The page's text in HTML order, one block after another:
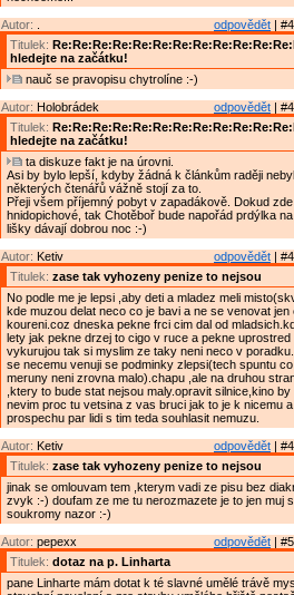
odpovědět |
Autor:
Titulek:
hledejte na začátku!
nauč se pravopisu chytrolíne :-)
odpovědět |
Autor: Holobrádek
Titulek:
hledejte na začátku!
ta diskuze fakt je na úrovni.
Asi by bylo lepší, kdyby žádná k článkům raději
některých čtenářů vážně stojí za to.
Přeji všem příjemný pobyt v zapadákově. Dokud
hnidopichové, tak Chotěboř bude napořád prdýlka
lišky dávají dobrou noc :-)
odpovědět |
Autor: Ketiv
Titulek: zase tak vyhozeny penize to nejsou
No podle me je lepsi ,aby deti a mladez meli
kde muzou delat neco co je bavi a ne se venovat jen
koureni.coz dneska pekne frci cim dal od
lety jak pekne drzej to cigo v ruce a pekne uprostred
vykurujou tak si myslim ze taky neni neco v
se necemu venuji se podminky zlepsi(tech spuntu
meruny neni zrovna malo).chapu ,ale na druhou
,ktery to bude stat nejsou maly.opravit silnice,kino
nevim proc tu vetsina z vas bruci jak to je k nicemu
prospechu par lidi s tim teda souhlasit nemuzu.
odpovědět |
Autor: Ketiv
Titulek: zase tak vyhozeny penize to nejsou
jinak se omlouvam tem ,kterym vadi ze pisu bez
zvyk :-) doufam ze me tu nerozmazete je to jen muj
soukromy nazor :-)
odpovědět |
Autor: pepexx
Titulek: dotaz na p. Linharta
pane Linharte mám dotat k té slavné umělé trávě